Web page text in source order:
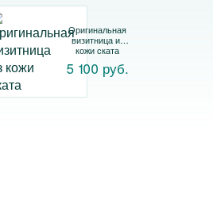
Оригинальная
визитница из
кожи ската
5 100 руб.